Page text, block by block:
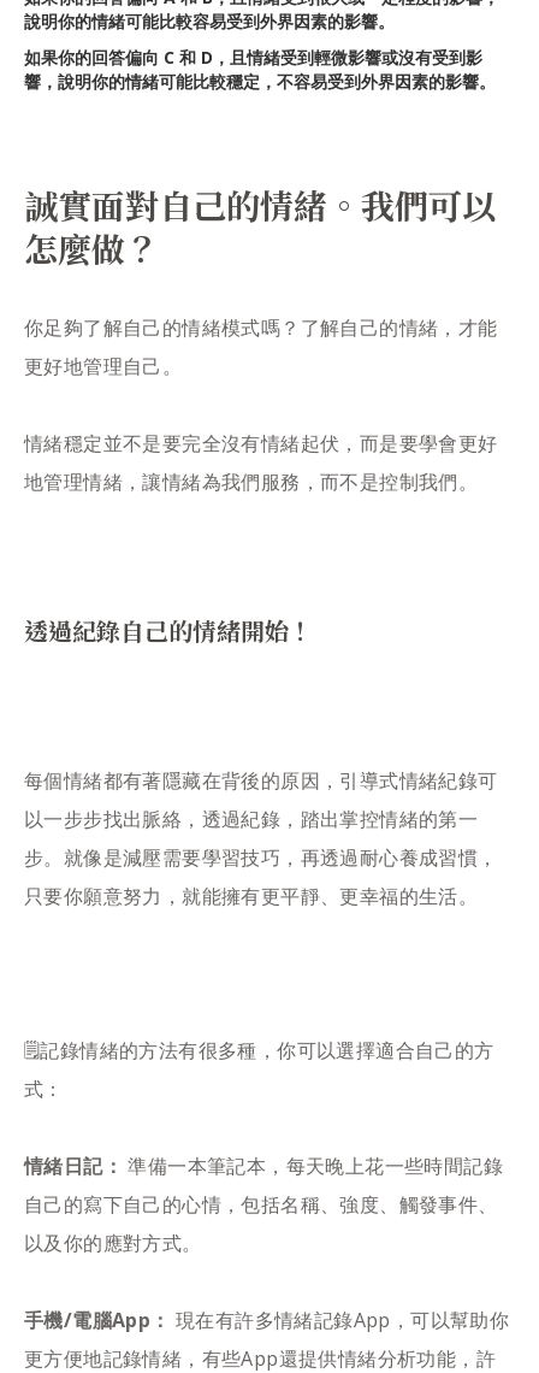
說明你的情緒可能比較容易受到外界因素的影響。
如果你的回答偏向 C 和 D，且情緒受到輕微影響或沒有受到影
響，說明你的情緒可能比較穩定，不容易受到外界因素的影響。
誠實面對自己的情緒。我們可以
怎麼做？
你足夠了解自己的情緒模式嗎？了解自己的情緒，才能
更好地管理自己。
情緒穩定並不是要完全沒有情緒起伏，而是要學會更好
地管理情緒，讓情緒為我們服務，而不是控制我們。
透過紀錄自己的情緒開始！
每個情緒都有著隱藏在背後的原因，引導式情緒紀錄可
以一步步找出脈絡，透過紀錄，踏出掌控情緒的第一
步。就像是減壓需要學習技巧，再透過耐心養成習慣，
只要你願意努力，就能擁有更平靜、更幸福的生活。
🗒記錄情緒的方法有很多種，你可以選擇適合自己的方
式：
情緒日記： 準備一本筆記本，每天晚上花一些時間記錄
自己的寫下自己的心情，包括名稱、強度、觸發事件、
以及你的應對方式。
手機/電腦App： 現在有許多情緒記錄App，可以幫助你
更方便地記錄情緒，有些App還提供情緒分析功能，許